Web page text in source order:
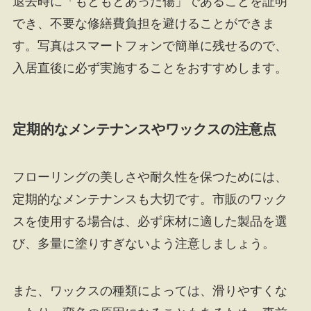
でき、不要な修繕費負担を避けることができま
す。写真はスマートフォンで簡単に残せるので、
入居直後に必ず実施することをおすすめします。
定期的なメンテナンスやワックスの注意点
フローリングの美しさや耐久性を保つためには、
定期的なメンテナンスも大切です。市販のワック
スを使用する場合は、必ず床材に適した製品を選
び、多量に塗りすぎないよう注意しましょう。
また、ワックスの種類によっては、滑りやすくな